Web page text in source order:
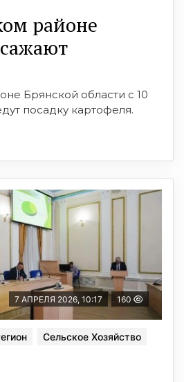
районе
Брянской области с 10
посадку картофеля.
7 АПРЕЛЯ 2026, 10:17 160
Сельское Хозяйство